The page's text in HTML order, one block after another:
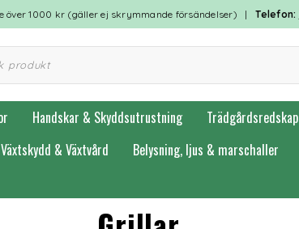
över 1000 kr (gäller ej skrymmande försändelser) |Telefon:
Handskar & Skyddsutrustning Trädgårdsredskap
Växtskydd & Växtvård Belysning, ljus & marschaller